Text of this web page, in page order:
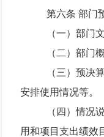
第六条 部门
（一）部门
（二）部门
（三）预决
安排使用情况等。
（四）情况
用和项目支出绩效